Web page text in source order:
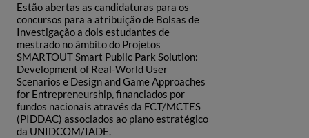
Estão abertas as candidaturas para os
concursos para a atribuição de Bolsas de
Investigação a dois estudantes de
mestrado no âmbito do Projetos
SMARTOUT Smart Public Park Solution:
Development of Real-World User
Scenarios e Design and Game Approaches
for Entrepreneurship, financiados por
fundos nacionais através da FCT/MCTES
(PIDDAC) associados ao plano estratégico
da UNIDCOM/IADE.